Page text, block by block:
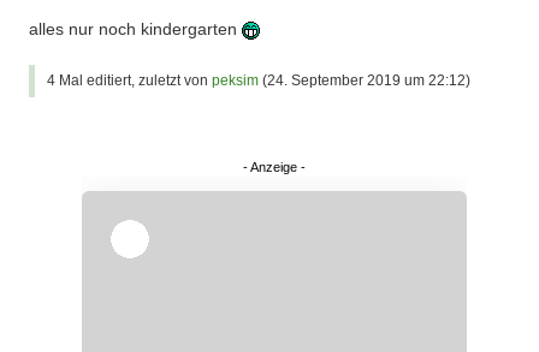
alles nur noch kindergarten
4 Mal editiert, zuletzt vonpeksim (24. September 2019 um 22:12)